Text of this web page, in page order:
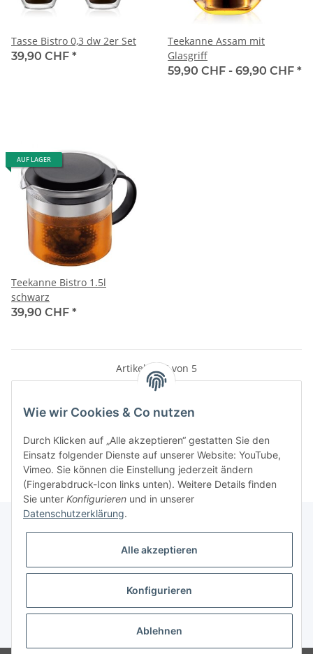
Tasse Bistro 0,3 dw 2er Set
39,90 CHF *
Teekanne Assam mit
Glasgriff
59,90 CHF - 69,90 CHF *
AUF LAGER
Teekanne Bistro 1.5l
schwarz
39,90 CHF *
Artikel 1 - 5 von 5
Kategorien
Gesetzliche Informationen
* Alle Preise inkl. gesetzlicher USt., zzgl.Versand
Wie wir Cookies & Co nutzen
Durch Klicken auf „Alle akzeptieren“ gestatten Sie den
Einsatz folgender Dienste auf unserer Website: YouTube,
Vimeo. Sie können die Einstellung jederzeit ändern
(Fingerabdruck-Icon links unten). Weitere Details finden
Sie unter Konfigurieren und in unserer
Datenschutzerklärung.
Alle akzeptieren
Konfigurieren
Ablehnen